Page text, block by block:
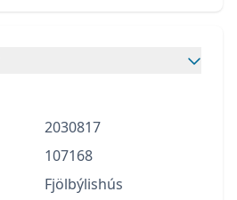
2030817
107168
Fjölbýlishús